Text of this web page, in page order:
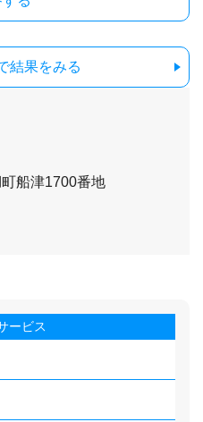
結果をみる
船津1700番地
ービス